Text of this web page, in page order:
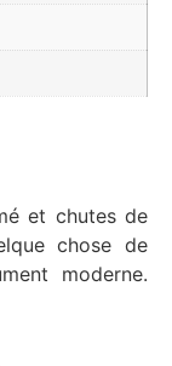
et chutes de
chose de
moderne.